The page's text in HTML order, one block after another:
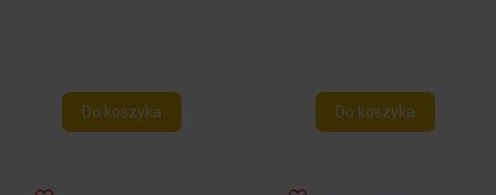
Do koszyka Do koszyka